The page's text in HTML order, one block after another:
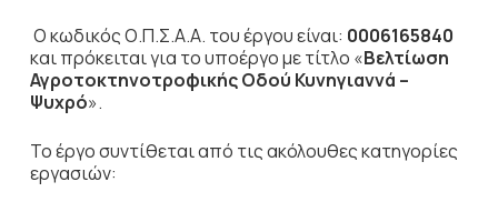
Ο κωδικός Ο.Π.Σ.Α.Α. του έργου είναι: 0006165840
και πρόκειται για το υποέργο με τίτλο «Βελτίωση
Αγροτοκτηνοτροφικής Οδού Κυνηγιαννά –
Ψυχρό».
Το έργο συντίθεται από τις ακόλουθες κατηγορίες
εργασιών: